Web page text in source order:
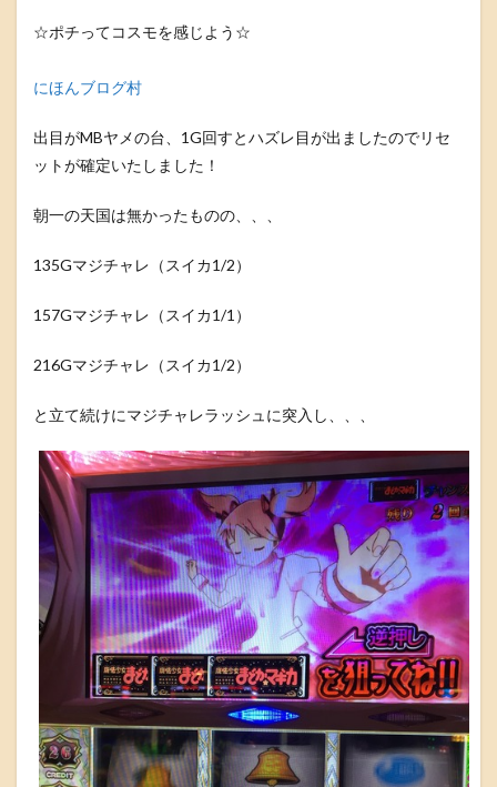
☆ポチってコスモを感じよう☆
にほんブログ村
出目がMBヤメの台、1G回すとハズレ目が出ましたのでリセ
ットが確定いたしました！
朝一の天国は無かったものの、、、
135Gマジチャレ（スイカ1/2）
157Gマジチャレ（スイカ1/1）
216Gマジチャレ（スイカ1/2）
と立て続けにマジチャレラッシュに突入し、、、